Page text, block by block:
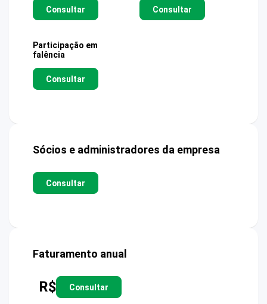
Consultar Consultar
Participação em
falência
Consultar
Sócios e administradores da empresa
Consultar
Faturamento anual
R$ Consultar